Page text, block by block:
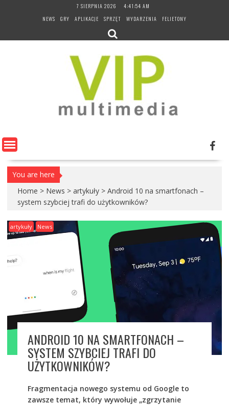
7 SIERPNIA 2026
4:41:55 AM
NEWS
GRY APLIKACJE SPRZĘT WYDARZENIA FELIETONY
You are here
Home > News > artykuły > Android 10 na smartfonach –
system szybciej trafi do użytkowników?
artykuły News
ANDROID 10 NA SMARTFONACH –
SYSTEM SZYBCIEJ TRAFI DO
UŻYTKOWNIKÓW?
Fragmentacja nowego systemu od Google to
zawsze temat, który wywołuje „zgrzytanie